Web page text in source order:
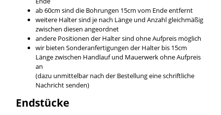
ab 60cm sind die Bohrungen 15cm vom Ende entfernt
weitere Halter sind je nach Länge und Anzahl gleichmäßig
zwischen diesen angeordnet
andere Positionen der Halter sind ohne Aufpreis möglich
wir bieten Sonderanfertigungen der Halter bis 15cm
Länge zwischen Handlauf und Mauerwerk ohne Aufpreis
an
(dazu unmittelbar nach der Bestellung eine schriftliche
Nachricht senden)
Endstücke